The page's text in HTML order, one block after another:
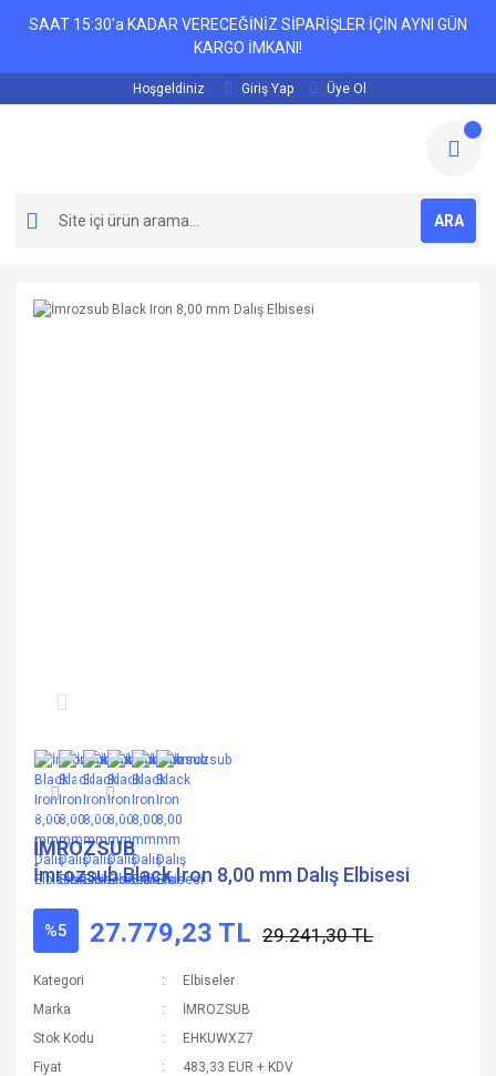
SAAT 15:30'a KADAR VERECEĞİNİZ SİPARİŞLER İÇİN AYNI GÜN
KARGO İMKANI!
Hoşgeldiniz Giriş Yap Üye Ol
ARA
İMROZSUB
İmrozsub Black Iron 8,00 mm Dalış Elbisesi
%5 27.779,23 TL 29.241,30 TL
Kategori
Elbiseler
Marka
İMROZSUB
Stok Kodu
EHKUWXZ7
Fiyat
483,33 EUR + KDV